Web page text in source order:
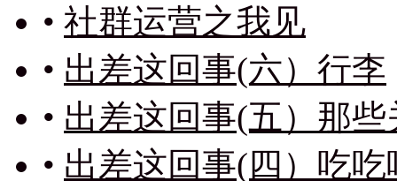
• 社群运营之我见
• 出差这回事(六）行李
• 出差这回事(五）那
• 出差这回事(四）吃吃